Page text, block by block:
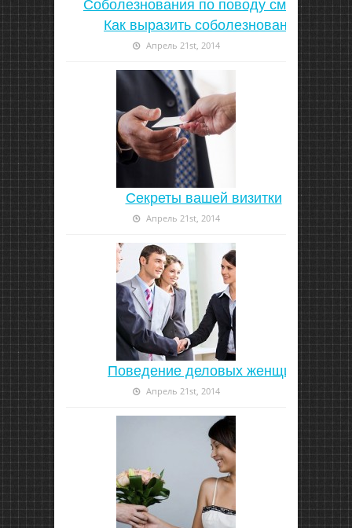
Соболезнования по поводу смерти |
Как выразить соболезнование
Апрель 21st, 2014
Секреты вашей визитки
Апрель 21st, 2014
Поведение деловых женщин
Апрель 21st, 2014